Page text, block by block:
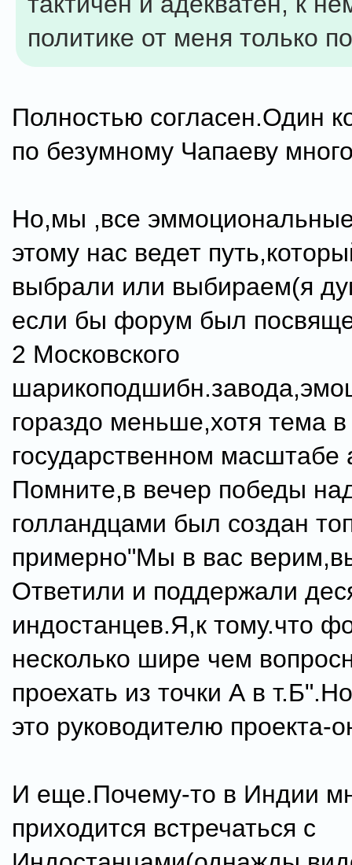
политике от меня только
Полностью согласен.Один
по безумному Чапаеву
Но,мы ,все
этому нас ведет
выбрали или выбираем(я
если бы форум был
2 Московского
гораздо меньше,хотя тема в
государственном масштабе
Помните,в вечер победы
голландцами был создан
примерно"Мы в вас
Ответили и поддержали
индостанцев.Я,к тому.что
несколько шире чем
проехать из точки А в
это руководителю проекта-
И еще.Почему-то в Индии
приходится встречаться с